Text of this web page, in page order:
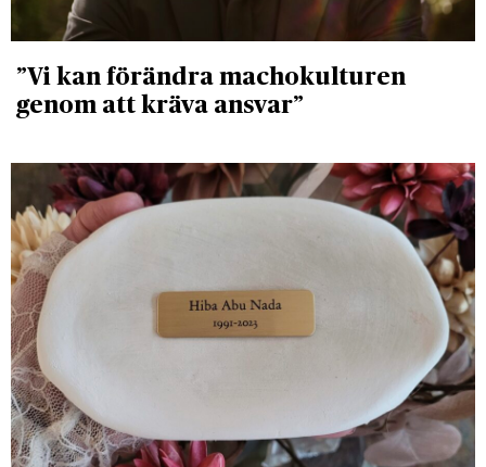
”Vi kan förändra machokulturen
genom att kräva ansvar”